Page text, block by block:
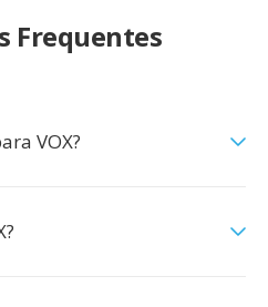
Frequentes
VOX?